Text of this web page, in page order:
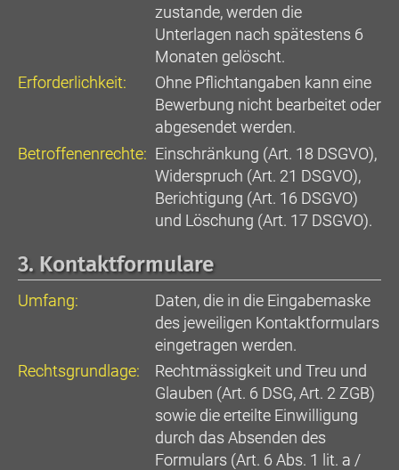
zustande, werden die
Unterlagen nach spätestens 6
Monaten gelöscht.
Erforderlichkeit:
Ohne Pflichtangaben kann eine
Bewerbung nicht bearbeitet oder
abgesendet werden.
Betroffenenrechte: Einschränkung (Art. 18 DSGVO),
Widerspruch (Art. 21 DSGVO),
Berichtigung (Art. 16 DSGVO)
und Löschung (Art. 17 DSGVO).
3. Kontaktformulare
Umfang:
Daten, die in die Eingabemaske
des jeweiligen Kontaktformulars
eingetragen werden.
Rechtsgrundlage:
Rechtmässigkeit und Treu und
Glauben (Art. 6 DSG, Art. 2 ZGB)
sowie die erteilte Einwilligung
durch das Absenden des
Formulars (Art. 6 Abs. 1 lit. a /